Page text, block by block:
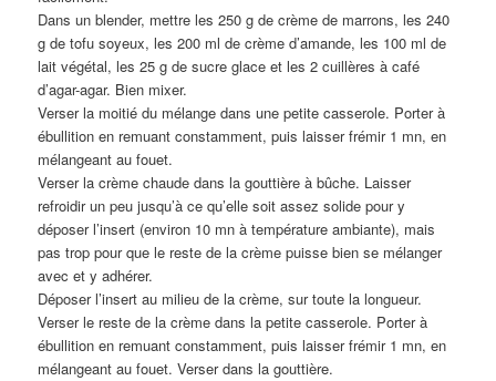
Dans un blender, mettre les 250 g de crème de marrons, les 240
g de tofu soyeux, les 200 ml de crème d’amande, les 100 ml de
lait végétal, les 25 g de sucre glace et les 2 cuillères à café
d’agar-agar. Bien mixer.
Verser la moitié du mélange dans une petite casserole. Porter à
ébullition en remuant constamment, puis laisser frémir 1 mn, en
mélangeant au fouet.
Verser la crème chaude dans la gouttière à bûche. Laisser
refroidir un peu jusqu’à ce qu’elle soit assez solide pour y
déposer l’insert (environ 10 mn à température ambiante), mais
pas trop pour que le reste de la crème puisse bien se mélanger
avec et y adhérer.
Déposer l’insert au milieu de la crème, sur toute la longueur.
Verser le reste de la crème dans la petite casserole. Porter à
ébullition en remuant constamment, puis laisser frémir 1 mn, en
mélangeant au fouet. Verser dans la gouttière.